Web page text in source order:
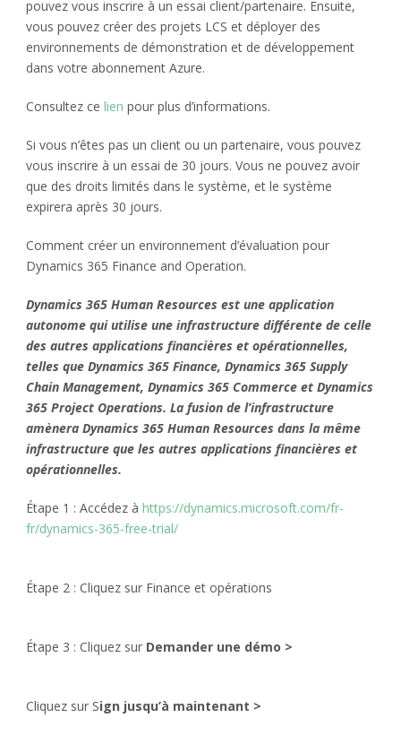
pouvez vous inscrire à un essai client/partenaire. Ensuite,
vous pouvez créer des projets LCS et déployer des
environnements de démonstration et de développement
dans votre abonnement Azure.
Consultez ce lien pour plus d’informations.
Si vous n’êtes pas un client ou un partenaire, vous pouvez
vous inscrire à un essai de 30 jours. Vous ne pouvez avoir
que des droits limités dans le système, et le système
expirera après 30 jours.
Comment créer un environnement d’évaluation pour
Dynamics 365 Finance and Operation.
Dynamics 365 Human Resources est une application
autonome qui utilise une infrastructure différente de celle
des autres applications financières et opérationnelles,
telles que Dynamics 365 Finance, Dynamics 365 Supply
Chain Management, Dynamics 365 Commerce et Dynamics
365 Project Operations. La fusion de l’infrastructure
amènera Dynamics 365 Human Resources dans la même
infrastructure que les autres applications financières et
opérationnelles.
Étape 1 : Accédez à https://dynamics.microsoft.com/fr-
fr/dynamics-365-free-trial/
Étape 2 : Cliquez sur Finance et opérations
Étape 3 : Cliquez sur Demander une démo >
Cliquez sur Sign jusqu’à maintenant >